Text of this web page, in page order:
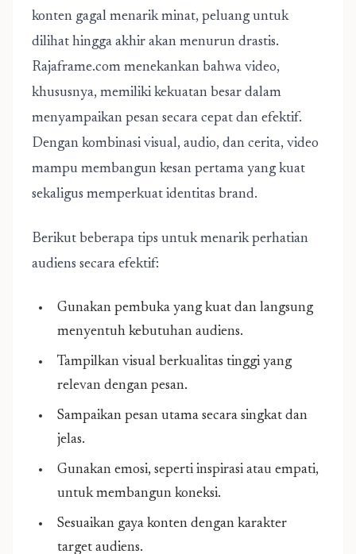
konten gagal menarik minat, peluang untuk
dilihat hingga akhir akan menurun drastis.
Rajaframe.com menekankan bahwa video,
khususnya, memiliki kekuatan besar dalam
menyampaikan pesan secara cepat dan efektif.
Dengan kombinasi visual, audio, dan cerita, video
mampu membangun kesan pertama yang kuat
sekaligus memperkuat identitas brand.
Berikut beberapa tips untuk menarik perhatian
audiens secara efektif:
Gunakan pembuka yang kuat dan langsung
menyentuh kebutuhan audiens.
Tampilkan visual berkualitas tinggi yang
relevan dengan pesan.
Sampaikan pesan utama secara singkat dan
jelas.
Gunakan emosi, seperti inspirasi atau empati,
untuk membangun koneksi.
Sesuaikan gaya konten dengan karakter
target audiens.